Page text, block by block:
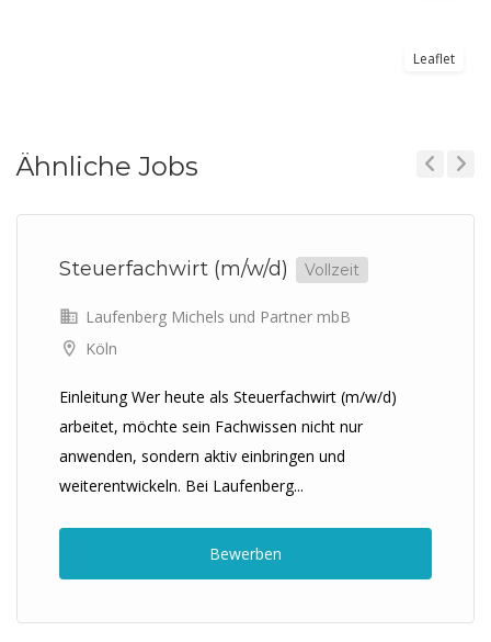
Leaflet
Ähnliche Jobs
Steuerfachwirt (m/w/d) Vollzeit
Laufenberg Michels und Partner mbB
Köln
Einleitung Wer heute als Steuerfachwirt (m/w/d)
arbeitet, möchte sein Fachwissen nicht nur
anwenden, sondern aktiv einbringen und
weiterentwickeln. Bei Laufenberg...
Bewerben